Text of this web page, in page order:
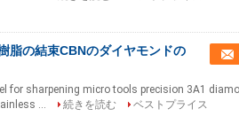
脂の結束CBNのダイヤモンドの
for sharpening micro tools precision 3A1
...
続きを読む
ベストプライス